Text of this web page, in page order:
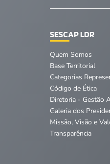
SESCAP LDR
Quem Somos
Base Territorial
Categorias
Código de Ética
Diretoria - Gestão
Galeria dos
Missão, Visão e
Transparência